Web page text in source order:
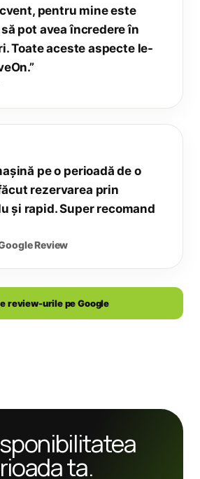
pentru mine este
pot avea încredere în
Toate aceste aspecte le-
pe o perioadă de o
rezervarea prin
și rapid. Super recomand
Review
review-urile pe Google
ta.